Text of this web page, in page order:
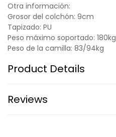
Otra información:
Grosor del colchón: 9cm
Tapizado: PU
Peso máximo soportado: 180kg
Peso de la camilla: 83/94kg
Product Details
Reviews